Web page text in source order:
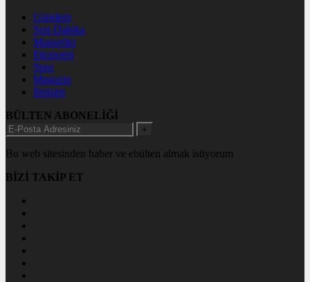
Gündem
Son Dakika
Manşetler
Ekonomi
Spor
Magazin
İletişim
BÜLTEN ABONELİĞİ
+
Bu web sitesinden haber ve ebülten almak istiyorum
BİZİ TAKİP ET